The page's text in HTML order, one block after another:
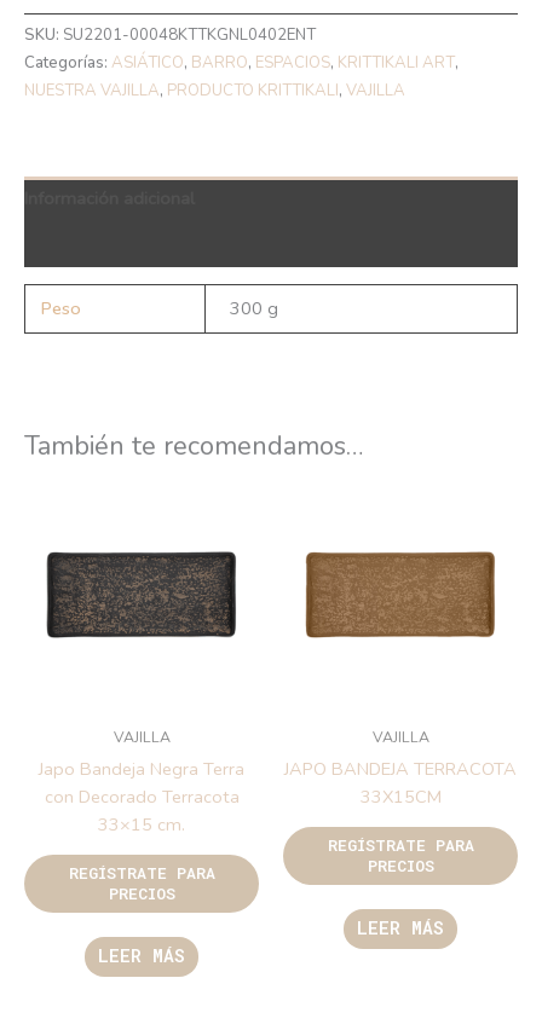
SKU: SU2201-00048KTTKGNL0402ENT
Categorías: ASIÁTICO, BARRO, ESPACIOS, KRITTIKALI ART,
NUESTRA VAJILLA, PRODUCTO KRITTIKALI, VAJILLA
Peso 300 g
También te recomendamos…
VAJILLA
Japo Bandeja Negra Terra
con Decorado Terracota
33×15 cm.
REGÍSTRATE PARA
PRECIOS
LEER MÁS
VAJILLA
JAPO BANDEJA TERRACOTA
33X15CM
REGÍSTRATE PARA
PRECIOS
LEER MÁS